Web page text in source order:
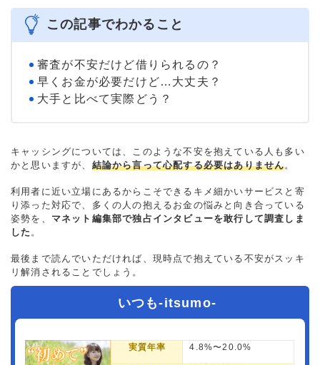
この記事でわかること
審査が不安だけど借りられるの？
早くお金が必要だけど…大丈夫？
大手と比べて実際どう？
キャッシングについては、このような不安を抱えている人も多い
かと思いますが、 結論から言って心配する必要はありません。
利用者に近い立場にあるからこそできるキメ細かいサービスと寄
り添った対応で、多くの人の抱えるお金の悩みと向き合っている
姿勢を、 マネット編集部で独占インタビューを敢行して調査しま
した 。
最後まで読んでいただければ、現時点で抱えている不安がスッキ
リ解消されることでしょう。
いつも-itsumo-
実質年率 4.8%〜20.0%